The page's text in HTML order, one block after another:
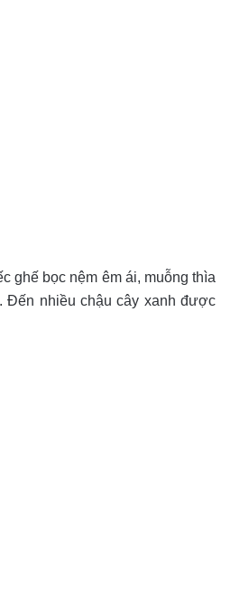
ghế bọc nệm êm ái, muỗng thìa
Đến nhiều chậu cây xanh được